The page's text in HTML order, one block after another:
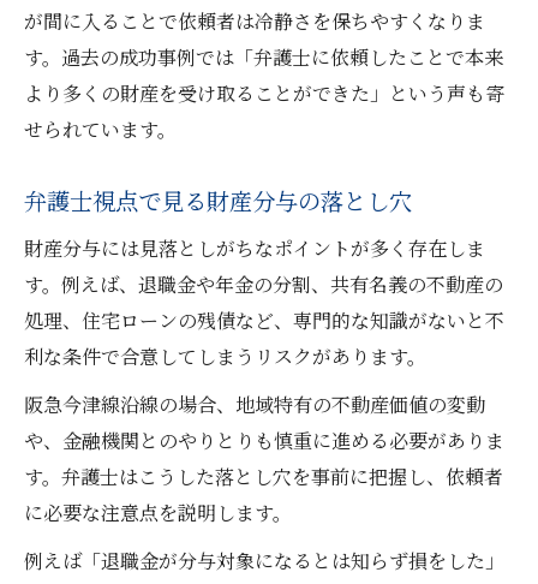
が間に入ることで依頼者は冷静さを保ちやすくなりま
す。過去の成功事例では「弁護士に依頼したことで本来
より多くの財産を受け取ることができた」という声も寄
せられています。
弁護士視点で見る財産分与の落とし穴
財産分与には見落としがちなポイントが多く存在しま
す。例えば、退職金や年金の分割、共有名義の不動産の
処理、住宅ローンの残債など、専門的な知識がないと不
利な条件で合意してしまうリスクがあります。
阪急今津線沿線の場合、地域特有の不動産価値の変動
や、金融機関とのやりとりも慎重に進める必要がありま
す。弁護士はこうした落とし穴を事前に把握し、依頼者
に必要な注意点を説明します。
例えば「退職金が分与対象になるとは知らず損をした」